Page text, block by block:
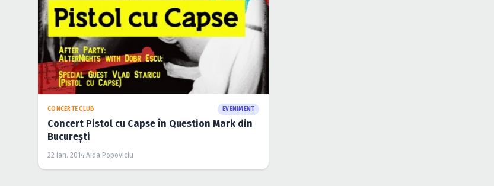
CONCERTE CLUB EVENIMENT
Concert Pistol cu Capse în Question Mark din
Bucureşti
22 ian. 2014·Aida Popoviciu